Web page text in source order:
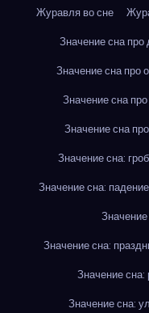
Журавля во сне
Значение сна про
Значение сна про
Значение сна
Значение сна
Значение сна: гроб
Значение сна: падение
Значение сна:
Значение сна:
Значение сна: